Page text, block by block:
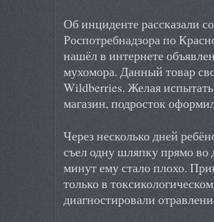
Об инциденте рассказали
Роспотребнадзора по
нашёл в интернете
мухомора. Данный товар
Wildberries. Желая
магазин, подросток
Через несколько дней
съел одну шляпку прямо
минут ему стало плохо.
только в
диагностировали